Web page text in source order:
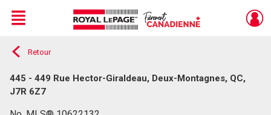
Live
En Direct
Menu
Retour
445 - 449 Rue Hector-Giraldeau, Deux-Montagnes, QC,
J7R 6Z7